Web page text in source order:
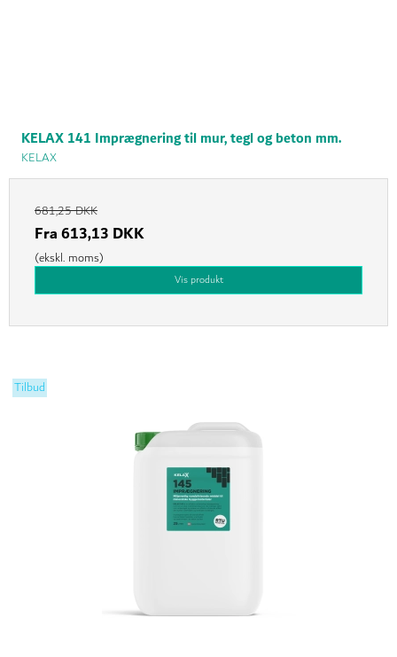
KELAX 141 Imprægnering til mur, tegl og beton mm.
KELAX
681,25 DKK
Fra613,13 DKK
(ekskl. moms)
Vis produkt
Tilbud